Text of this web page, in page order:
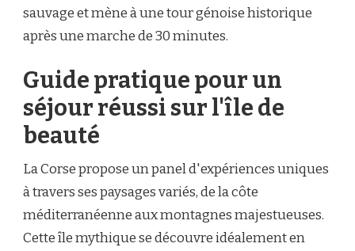
sauvage et mène à une tour génoise historique
après une marche de 30 minutes.
Guide pratique pour un
séjour réussi sur l'île de
beauté
La Corse propose un panel d'expériences uniques
à travers ses paysages variés, de la côte
méditerranéenne aux montagnes majestueuses.
Cette île mythique se découvre idéalement en